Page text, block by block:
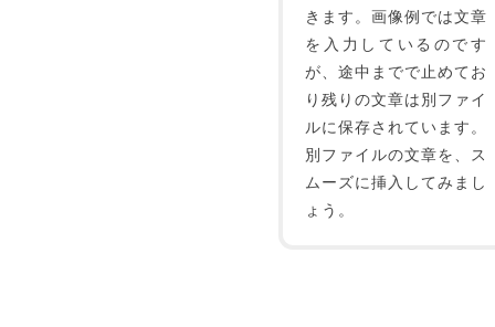
きます。画像例では文章
を入力しているのです
が、途中までで止めてお
り残りの文章は別ファイ
ルに保存されています。
別ファイルの文章を、ス
ムーズに挿入してみまし
ょう。